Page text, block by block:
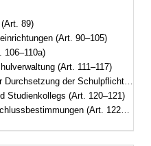
89)
(Art. 90–105)
106–110a)
(Art. 111–117)
Ordnungswidrigkeiten (Art. 118–119)
Studienkollegs (Art. 120–121)
(Art. 122–125)